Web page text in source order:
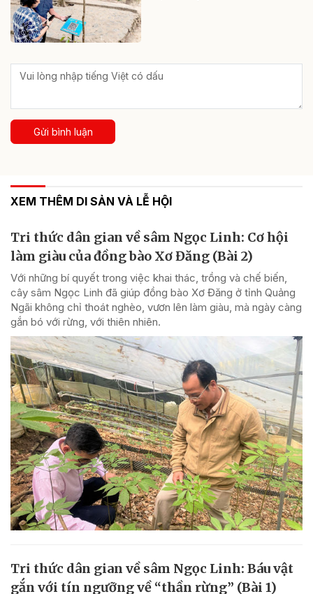
Gửi bình luận
XEM THÊM DI SẢN VÀ LỄ HỘI
Tri thức dân gian về sâm Ngọc Linh: Cơ hội
làm giàu của đồng bào Xơ Đăng (Bài 2)
Với những bí quyết trong việc khai thác, trồng và chế biến,
cây sâm Ngọc Linh đã giúp đồng bào Xơ Đăng ở tỉnh Quảng
Ngãi không chỉ thoát nghèo, vươn lên làm giàu, mà ngày càng
gắn bó với rừng, với thiên nhiên.
Tri thức dân gian về sâm Ngọc Linh: Báu vật
gắn với tín ngưỡng về “thần rừng” (Bài 1)